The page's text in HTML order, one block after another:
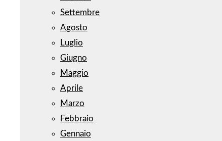
Settembre
Agosto
Luglio
Giugno
Maggio
Aprile
Marzo
Febbraio
Gennaio